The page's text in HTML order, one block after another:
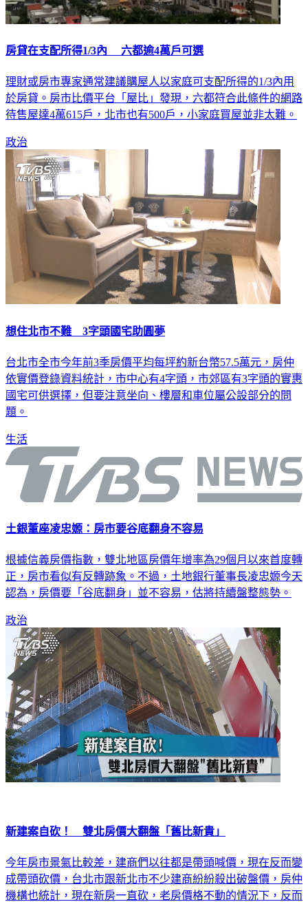
房貸在支配所得1/3內 六都逾4萬戶可選
理財或房市專家通常建議購屋人以家庭可支配所得的1/3內用
於房貸。房市比價平台「屋比」發現，六都符合此條件的網路
待售屋達4萬615戶，北市也有500戶，小家庭買屋並非太難。
政治
想住北市不難 3字頭國宅助圓夢
台北市全市今年前3季房價平均每坪約新台幣57.5萬元，房仲
依實價登錄資料統計，市中心有4字頭，市郊區有3字頭的實惠
國宅可供選擇，但要注意坐向、樓層和車位屬公設部分的問
題。
生活
土銀董座凌忠嫄：房市要谷底翻身不容易
根據信義房價指數，雙北地區房價年增率為29個月以來首度轉
正，房市看似有反轉跡象。不過，土地銀行董事長凌忠嫄今天
認為，房價要「谷底翻身」並不容易，估將持續盤整態勢。
政治
新建案自砍！ 雙北房價大翻盤「舊比新貴」
今年房市景氣比較差，建商們以往都是帶頭喊價，現在反而變
成帶頭砍價，台北市跟新北市不少建商紛紛殺出破盤價，房仲
機構也統計，現在新房一直砍，老房價格不動的情況下，反而